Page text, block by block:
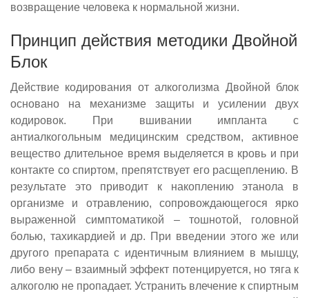
возвращение человека к нормальной жизни.
Принцип действия методики Двойной
Блок
Действие кодирования от алкоголизма Двойной блок
основано на механизме защиты и усилении двух
кодировок. При вшивании импланта с
антиалкогольным медицинским средством, активное
вещество длительное время выделяется в кровь и при
контакте со спиртом, препятствует его расщеплению. В
результате это приводит к накоплению этанола в
организме и отравлению, сопровождающегося ярко
выраженной симптоматикой – тошнотой, головной
болью, тахикардией и др. При введении этого же или
другого препарата с идентичным влиянием в мышцу,
либо вену – взаимный эффект потенцируется, но тяга к
алкоголю не пропадает. Устранить влечение к спиртным